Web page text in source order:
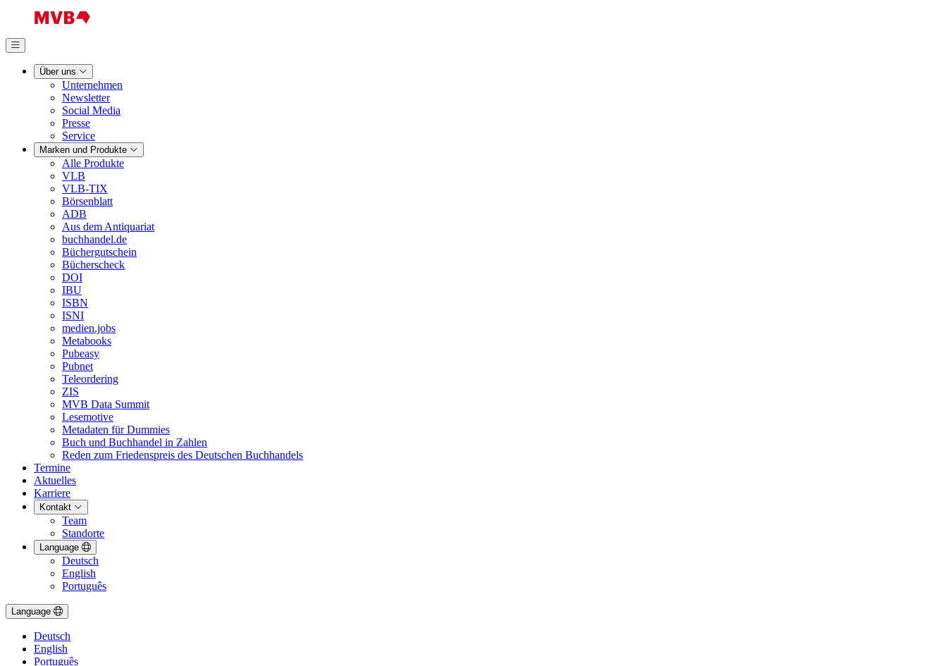
Über uns
Unternehmen
Newsletter
Social Media
Presse
Service
Marken und Produkte
Alle Produkte
VLB
VLB-TIX
Börsenblatt
ADB
Aus dem Antiquariat
buchhandel.de
Büchergutschein
Bücherscheck
DOI
IBU
ISBN
ISNI
medien.jobs
Metabooks
Pubeasy
Pubnet
Teleordering
ZIS
MVB Data Summit
Lesemotive
Metadaten für Dummies
Buch und Buchhandel in Zahlen
Reden zum Friedenspreis des Deutschen Buchhandels
Termine
Aktuelles
Karriere
Kontakt
Team
Standorte
Language
Deutsch
English
Português
Language
Deutsch
English
Português